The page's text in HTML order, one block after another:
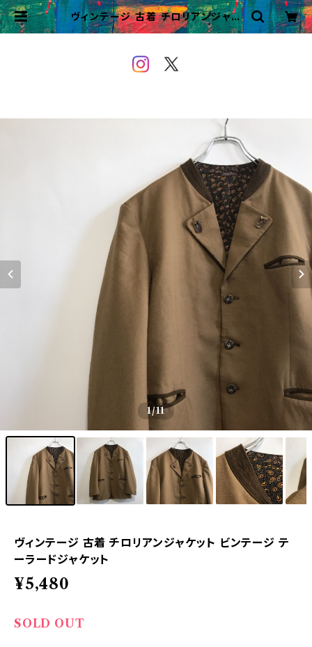
ヴィンテージ 古着 チロリアンジャケ
ット ビンテージ テーラードジャケッ
1/11
ヴィンテージ 古着 チロリアンジャケット ビンテージ テ
ーラードジャケット
¥5,480
SOLD OUT